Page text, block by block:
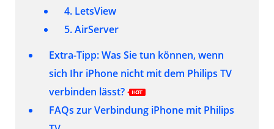
4. LetsView
5. AirServer
Extra-Tipp: Was Sie tun können, wenn
sich Ihr iPhone nicht mit dem Philips TV
verbinden lässt?
FAQs zur Verbindung iPhone mit Philips